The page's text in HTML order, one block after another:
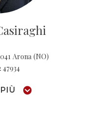
Arona (NO)
47934